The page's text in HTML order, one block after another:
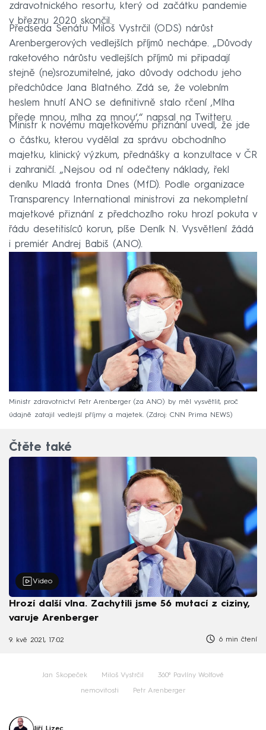
zdravotnického resortu, který od začátku pandemie
v březnu 2020 skončil.
Předseda Senátu Miloš Vystrčil (ODS) nárůst
Arenbergerových vedlejších příjmů nechápe. „Důvody
raketového nárůstu vedlejších příjmů mi připadají
stejně (ne)srozumitelné, jako důvody odchodu jeho
předchůdce Jana Blatného. Zdá se, že volebním
heslem hnutí ANO se definitivně stalo rčení ‚Mlha
přede mnou, mlha za mnou‘,“ napsal na Twitteru.
Ministr k novému majetkovému přiznání uvedl, že jde
o částku, kterou vydělal za správu obchodního
majetku, klinický výzkum, přednášky a konzultace v ČR
i zahraničí. „Nejsou od ní odečteny náklady, řekl
deníku Mladá fronta Dnes (MfD). Podle organizace
Transparency International ministrovi za nekompletní
majetkové přiznání z předchozího roku hrozí pokuta v
řádu desetitisíců korun, píše Deník N. Vysvětlení žádá
i premiér Andrej Babiš (ANO).
Ministr zdravotnictví Petr Arenberger (za ANO) by měl vysvětlit, proč
údajně zatajil vedlejší příjmy a majetek.
Zdroj: CNN Prima NEWS
Čtěte také
Video
Hrozí další vlna. Zachytili jsme 56 mutací z ciziny,
varuje Arenberger
9. kvě 2021, 17:02 6 min čtení
Jan Skopeček Miloš Vystrčil 360⁰ Pavlíny Wolfové
nemovitosti Petr Arenberger